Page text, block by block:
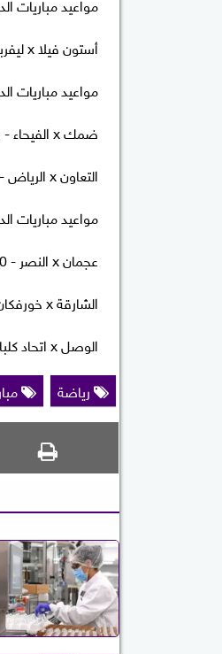
أستون فيلا x ليفربول - 10.30 مساء
مواعيد مباريات
ضمك x الفيحاء - 7.15 مساء - قناة Thmanyah
التعاون x الرياض - 9 مساء - قناة Thmanyah
مواعيد مباريات
عجمان x النصر - 5.10 مساء
الشارقة x خورفكان - 5.10 مساء
الوصل x اتحاد كلباء - 7.45 مساء
رياضة